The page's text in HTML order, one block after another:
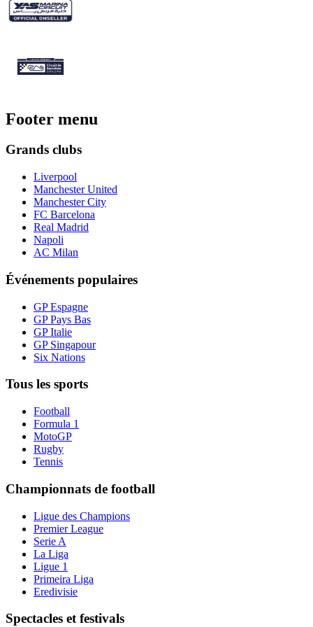
Footer menu
Grands clubs
Liverpool
Manchester United
Manchester City
FC Barcelona
Real Madrid
Napoli
AC Milan
Événements populaires
GP Espagne
GP Pays Bas
GP Italie
GP Singapour
Six Nations
Tous les sports
Football
Formula 1
MotoGP
Rugby
Tennis
Championnats de football
Ligue des Champions
Premier League
Serie A
La Liga
Ligue 1
Primeira Liga
Eredivisie
Spectacles et festivals